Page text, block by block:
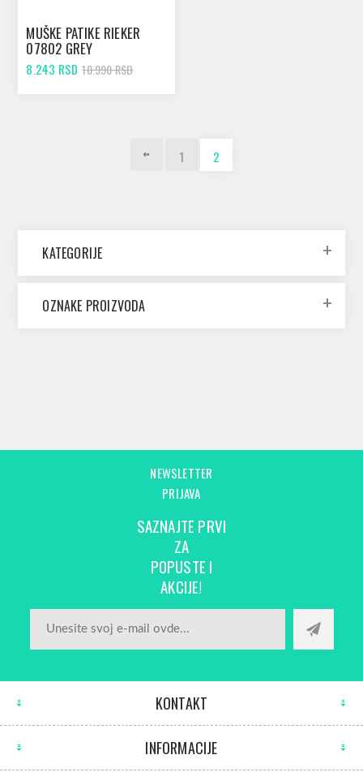
MUŠKE PATIKE RIEKER
07802 GREY
8.243 RSD 10.990 RSD
1 2
KATEGORIJE
OZNAKE PROIZVODA
NEWSLETTER
PRIJAVA
SAZNAJTE PRVI
ZA
POPUSTE I
AKCIJE!
KONTAKT
INFORMACIJE